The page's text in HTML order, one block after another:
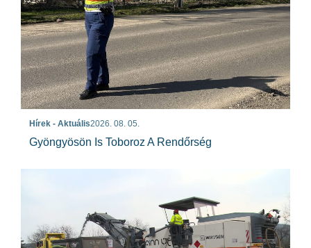
Hírek - Aktuális2026. 08. 05.
Gyöngyösön Is Toboroz A Rendőrség